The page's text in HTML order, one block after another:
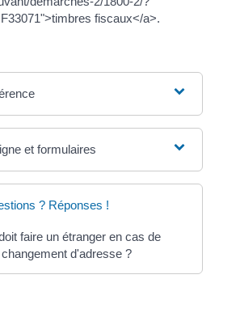
fiscaux</a>.
et formulaires
? Réponses !
faire un étranger en cas de
changement d'adresse ?